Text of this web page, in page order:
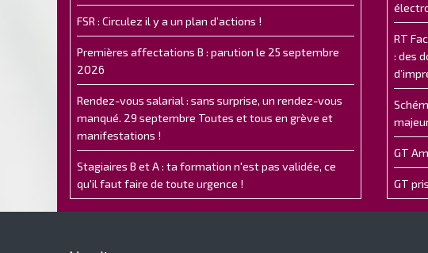
FSR : Circulez il y a un plan d’actions !
Premières affectations B : parution le 25 septembre
2026
Rendez-vous salarial : sans surprise, un rendez-vous
manqué. 29 septembre Toutes et tous en grève et
manifestations !
Stagiaires B et A : ta formation n'est pas validée, ce
qu'il faut faire de toute urgence !
RT
: des
GT
GT